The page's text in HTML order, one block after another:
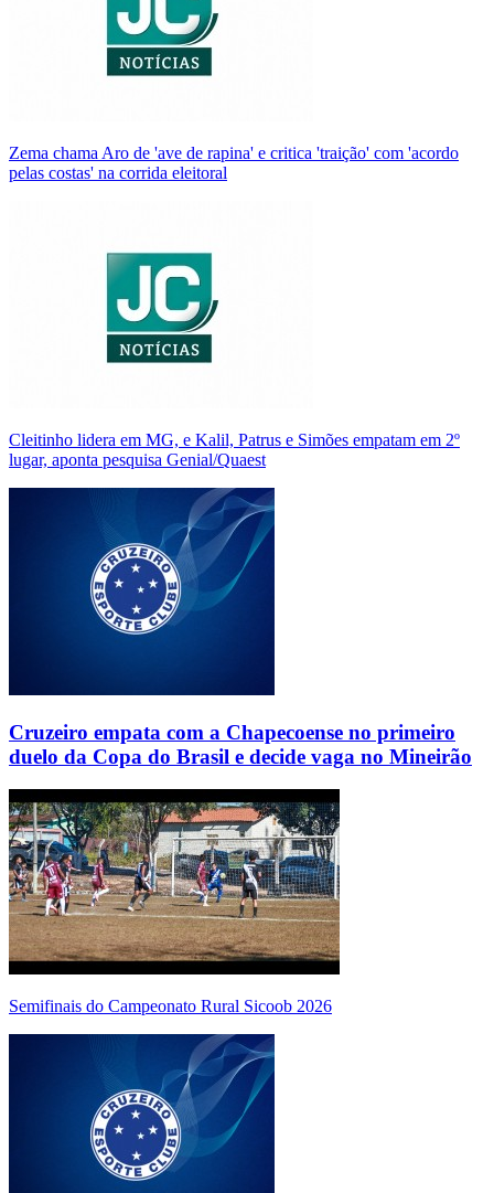
Zema chama Aro de 'ave de rapina' e critica 'traição' com 'acordo
pelas costas' na corrida eleitoral
Cleitinho lidera em MG, e Kalil, Patrus e Simões empatam em 2º
lugar, aponta pesquisa Genial/Quaest
Cruzeiro empata com a Chapecoense no primeiro
duelo da Copa do Brasil e decide vaga no Mineirão
Semifinais do Campeonato Rural Sicoob 2026